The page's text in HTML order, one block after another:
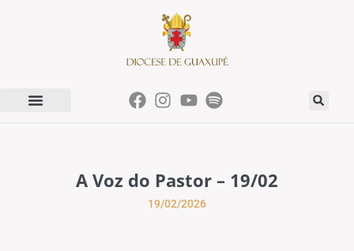
A Voz do Pastor – 19/02
19/02/2026